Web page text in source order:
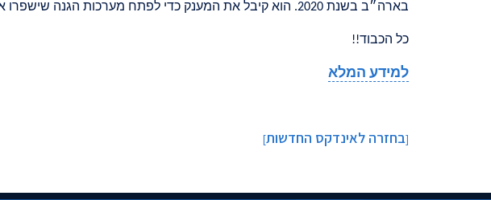
בארה״ב בשנת 2020. הוא קיבל את המענק כדי לפתח מערכות הגנה שישפרו את בטיחותן של מערכות ללמידה חישובית
כל הכבוד!!
למידע המלא
[בחזרה לאינדקס החדשות]